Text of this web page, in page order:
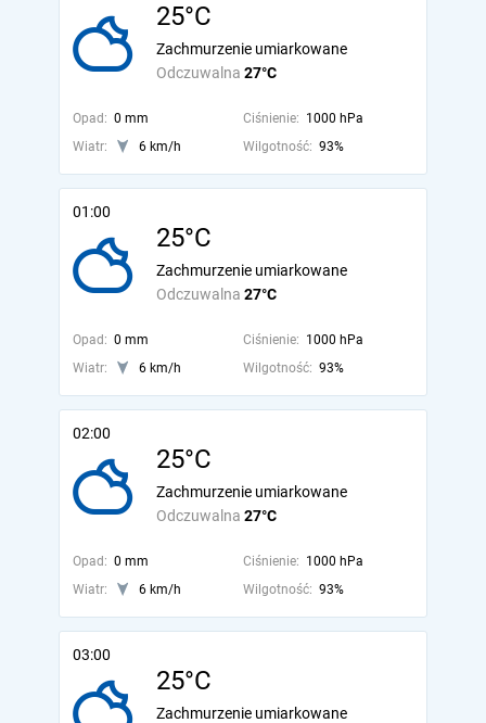
25°C
Odczuwalna 27°C
Zachmurzenie umiarkowane
Opad: 0 mm Ciśnienie: 1000 hPa
Wiatr:
6 km/h Wilgotność: 93%
01:00
25°C
Odczuwalna 27°C
Zachmurzenie umiarkowane
Opad: 0 mm Ciśnienie: 1000 hPa
Wiatr:
6 km/h Wilgotność: 93%
02:00
25°C
Odczuwalna 27°C
Zachmurzenie umiarkowane
Opad: 0 mm Ciśnienie: 1000 hPa
Wiatr:
6 km/h Wilgotność: 93%
03:00
25°C
Zachmurzenie umiarkowane